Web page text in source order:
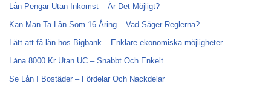
Lån Pengar Utan Inkomst – Är Det Möjligt?
Kan Man Ta Lån Som 16 Åring – Vad Säger Reglerna?
Lätt att få lån hos Bigbank – Enklare ekonomiska möjligheter
Låna 8000 Kr Utan UC – Snabbt Och Enkelt
Se Lån I Bostäder – Fördelar Och Nackdelar